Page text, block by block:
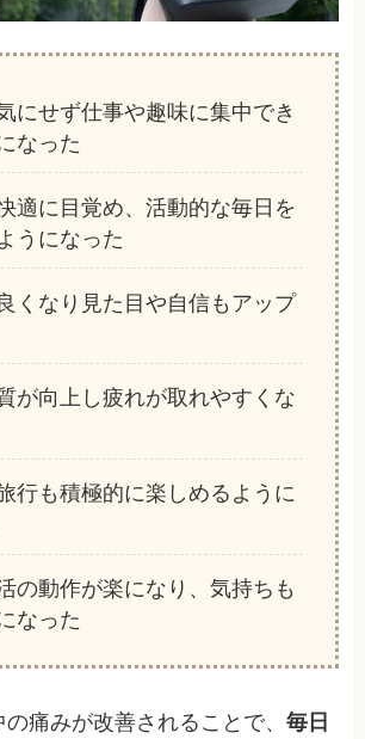
にせず仕事や趣味に集中でき
なった
適に目覚め、活動的な毎日を
うになった
くなり見た目や自信もアップ
が向上し疲れが取れやすくな
行も積極的に楽しめるように
の動作が楽になり、気持ちも
なった
の痛みが改善されることで、毎日